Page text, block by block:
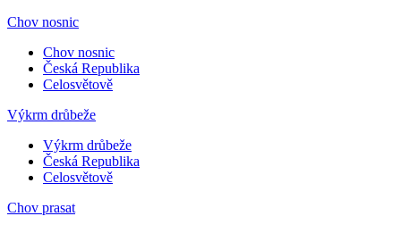
Chov nosnic
Chov nosnic
Česká Republika
Celosvětově
Výkrm drůbeže
Výkrm drůbeže
Česká Republika
Celosvětově
Chov prasat